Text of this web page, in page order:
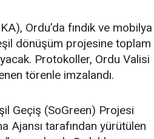
Ordu’da fındık ve mobilya
dönüşüm projesine toplam
Protokoller, Ordu Valisi
törenle imzalandı.
Geçiş (SoGreen) Projesi
Ajansı tarafından yürütülen